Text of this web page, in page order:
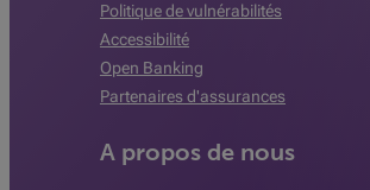
Politique de vulnérabilités
Accessibilité
Open Banking
Partenaires d'assurances
A propos de nous